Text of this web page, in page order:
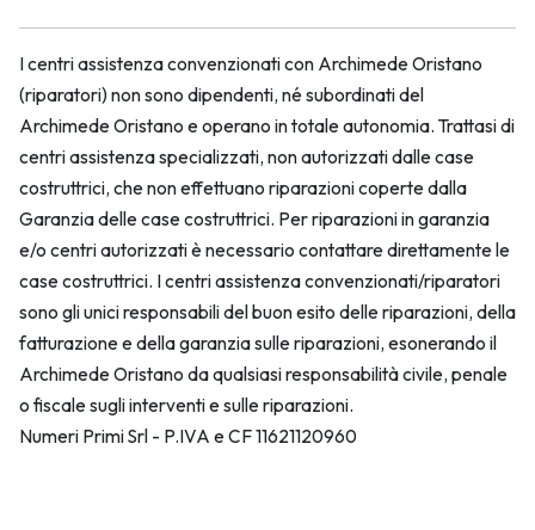
I centri assistenza convenzionati con Archimede Oristano
(riparatori) non sono dipendenti, né subordinati del
Archimede Oristano e operano in totale autonomia. Trattasi di
centri assistenza specializzati, non autorizzati dalle case
costruttrici, che non effettuano riparazioni coperte dalla
Garanzia delle case costruttrici. Per riparazioni in garanzia
e/o centri autorizzati è necessario contattare direttamente le
case costruttrici. I centri assistenza convenzionati/riparatori
sono gli unici responsabili del buon esito delle riparazioni, della
fatturazione e della garanzia sulle riparazioni, esonerando il
Archimede Oristano da qualsiasi responsabilità civile, penale
o fiscale sugli interventi e sulle riparazioni.
Numeri Primi Srl - P.IVA e CF 11621120960